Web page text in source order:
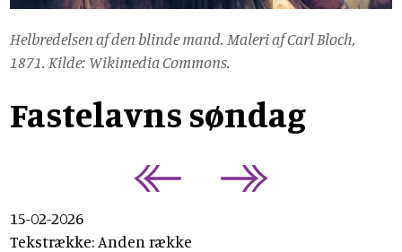
Helbredelsen af den blinde mand. Maleri af Carl Bloch,
1871. Kilde: Wikimedia Commons.
Fastelavns søndag
15-02-2026
Tekstrække: Anden række